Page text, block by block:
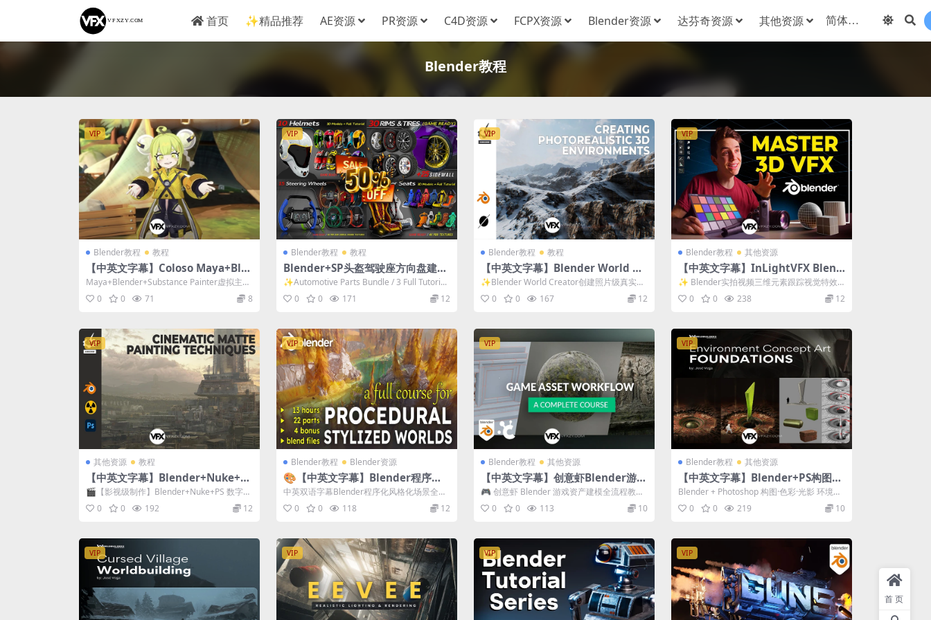
首页 ✨精品推荐 AE资源 PR资源 C4D资源 FCPX资源 Blender资源 达芬奇资源 其他资源
Blender教程
VIP
Blender教程 教程
【中英文字幕】Coloso Maya+Ble
nder+SP三维高级动漫角色虚拟人
物VTuber建模贴图绑定动画教程
Maya+Blender+Substance Painter虚拟主播
VTuber...
0 0 71 8
VIP
Blender教程 教程
Blender+SP头盔驾驶座方向盘建模
贴图教程 无声教程
✨Automotive Parts Bundle / 3 Full Tutori...
0
0 171 12
VIP
Blender教程 教程
【中英文字幕】Blender World Cr
eator创建照片级真实地形环境教程
✨Blender World Creator创建照片级真实地
形环境教程 中文/英...
0 0 167 12
VIP
Blender教程 其他资源
【中英文字幕】InLightVFX Blend
er实拍视频三维元素跟踪视觉特效合
成教程+工程文件
✨ Blender实拍视频三维元素跟踪视觉特效
合成教程+工程文件 Inlight...
0 0 238 12
VIP
其他资源 教程
【中英文字幕】Blender+Nuke+PS
数字绘景MP场景合成教程
🎬【影视级制作】Blender+Nuke+PS 数字绘
景全流程实战教程 | 3D...
0 0 192 12
VIP
Blender教程 Blender资源
🎨【中英文字幕】Blender程序化
风格化场景几何节点着色器大师课教
程+工程文件 完整版
中英双语字幕Blender程序化风格化场景全流
程大师课 | 几何节点 + 着色器...
0 0 118 12
VIP
Blender教程 其他资源
【中英文字幕】创意虾Blender游戏
资产建模展UV贴图优化导出全流程
教程+工程文件
🎮 创意虾 Blender 游戏资产建模全流程教
程，从建模到引擎导出｜UV贴图・...
0 0 113 10
VIP
Blender教程 其他资源
【中英文字幕】Blender+PS构图色
彩光影概念场景制作初级基础教程
Blender + Photoshop 构图·色彩·光影 环境概
念场景制作初级基...
0 0 219 10
VIP VIP VIP VIP
首页